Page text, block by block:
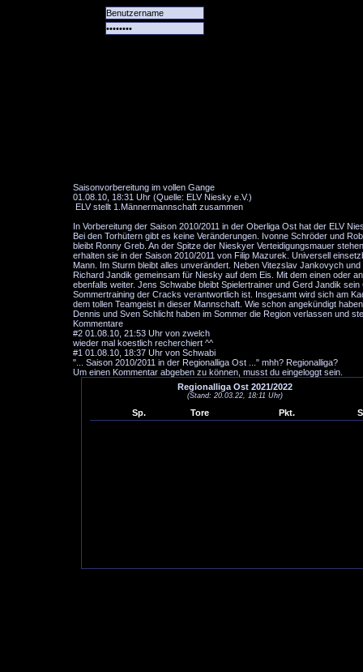
Saisonvorbereitung im vollen Gange
01.08.10, 18:31 Uhr (Quelle: ELV Niesky e.V.)
ELV stellt 1.Männermannschaft zusammen
In Vorbereitung der Saison 2010/2011 in der Oberliga Ost hat der ELV
Bei den Torhütern gibt es keine Veränderungen. Ivonne Schröder und
bleibt Ronny Greb. An der Spitze der Nieskyer Verteidigungsmauer
erhalten sie in der Saison 2010/2011 von Filip Mazurek. Universell
Mann. Im Sturm bleibt alles unverändert. Neben Vitezslav Jankovych
Richard Jandik gemeinsam für Niesky auf dem Eis. Mit dem einen oder
ebenfalls weiter. Jens Schwabe bleibt Spielertrainer und Gerd Jandik
Sommertraining der Cracks verantwortlich ist. Insgesamt wird sich am
dem tollen Teamgeist in dieser Mannschaft. Wie schon angekündigt
Dennis und Sven Schlicht haben im Sommer die Region verlassen und
Kommentare
#2 01.08.10, 21:53 Uhr von zwelch
wieder mal koestlich recherchiert ^^
#1 01.08.10, 18:37 Uhr von Schwabi
"... Saison 2010/2011 in der Regionalliga Ost ..." mhh? Regionalliga?
Um einen Kommentar abgeben zu können, musst du eingeloggt sein.
Regionalliga Ost 2021/2022
(Stand: 20.03.22, 18:11 Uhr)
Sp. Tore Pkt.